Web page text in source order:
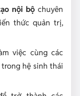
nội bộchuyên
thức quản trị,
việc cùng các
hệ sinh thái